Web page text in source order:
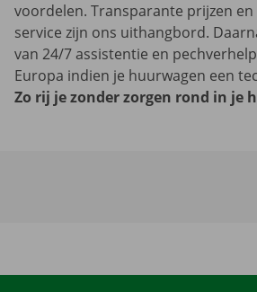
voordelen. Transparante prijzen
service zijn ons uithangbord.
van 24/7 assistentie en
Europa indien je huurwagen een
Zo rij je zonder zorgen rond in je